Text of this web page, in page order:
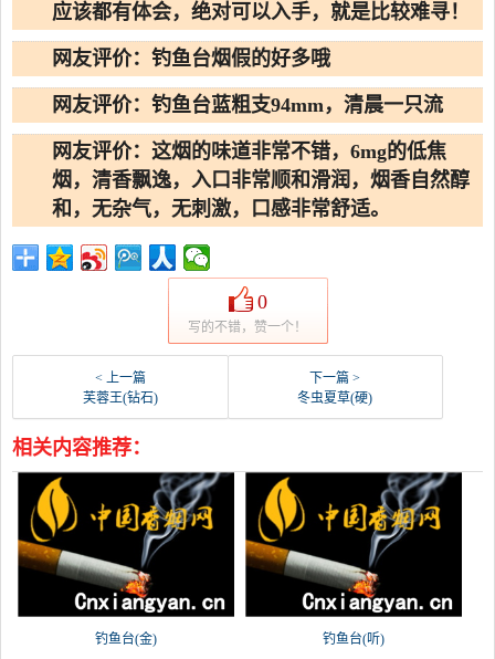
应该都有体会，绝对可以入手，就是比较难寻！
网友评价：钓鱼台烟假的好多哦
网友评价：钓鱼台蓝粗支94mm，清晨一只流
网友评价：这烟的味道非常不错，6mg的低焦
烟，清香飘逸，入口非常顺和滑润，烟香自然醇
和，无杂气，无刺激，口感非常舒适。
0
写的不错，赞一个！
< 上一篇
芙蓉王(钻石)
下一篇 >
冬虫夏草(硬)
相关内容推荐：
钓鱼台(金) 钓鱼台(听)